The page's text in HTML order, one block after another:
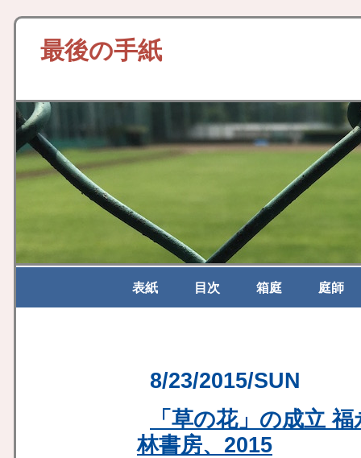
最後の手紙
表紙 目次 箱庭 庭師
8/23/2015/SUN
「草の花」の成立
林書房、2015